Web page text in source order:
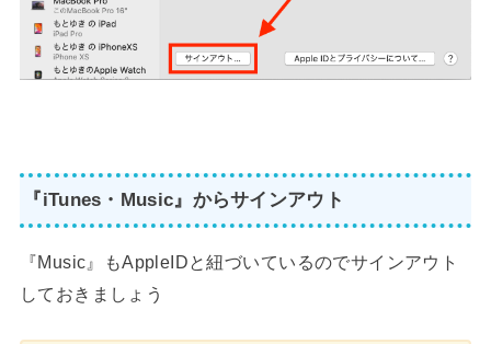
『iTunes・Music』からサインアウト
『Music』もAppleIDと紐づいているのでサインアウト
しておきましょう